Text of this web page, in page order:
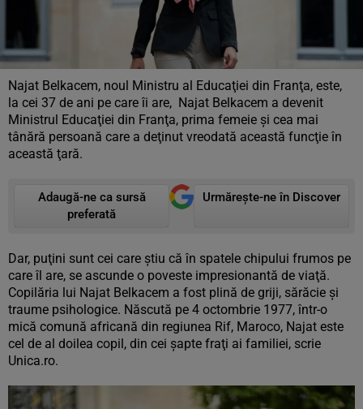
Najat Belkacem, noul Ministru al Educaţiei din Franţa, este,
la cei 37 de ani pe care îi are, Najat Belkacem a devenit
Ministrul Educaţiei din Franţa, prima femeie şi cea mai
tânără persoană care a deţinut vreodată această funcţie în
această ţară.
Adaugă-ne ca sursă
preferată
Urmărește-ne în Discover
Dar, puţini sunt cei care ştiu că în spatele chipului frumos pe
care îl are, se ascunde o poveste impresionantă de viaţă.
Copilăria lui Najat Belkacem a fost plină de griji, sărăcie şi
traume psihologice. Născută pe 4 octombrie 1977, într-o
mică comună africană din regiunea Rif, Maroco, Najat este
cel de al doilea copil, din cei şapte fraţi ai familiei, scrie
Unica.ro.